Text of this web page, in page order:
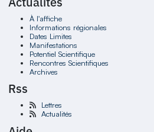
À l'affiche
Informations régionales
Dates Limites
Manifestations
Potentiel Scientifique
Rencontres Scientifiques
Archives
Rss
Lettres
Actualités